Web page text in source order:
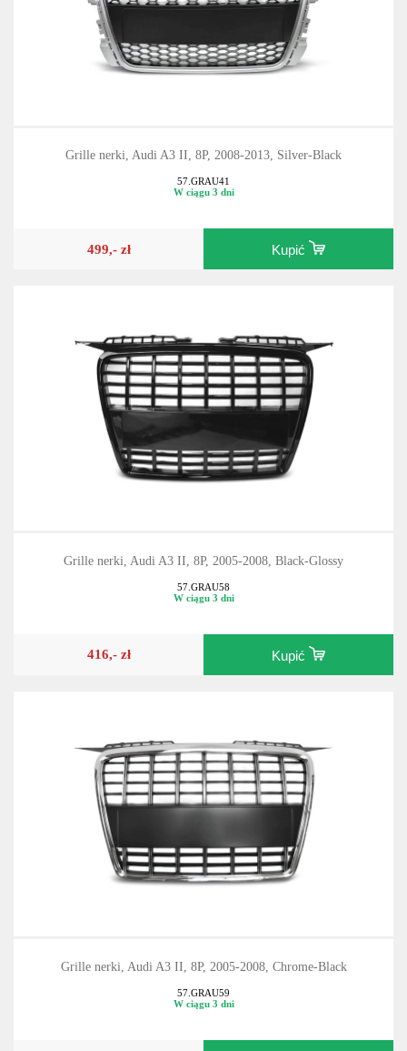
Grille nerki, Audi A3 II, 8P, 2008-2013, Silver-Black
57.GRAU41
W ciągu 3 dni
499,- zł Kupić
Grille nerki, Audi A3 II, 8P, 2005-2008, Black-Glossy
57.GRAU58
W ciągu 3 dni
416,- zł Kupić
Grille nerki, Audi A3 II, 8P, 2005-2008, Chrome-Black
57.GRAU59
W ciągu 3 dni